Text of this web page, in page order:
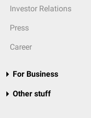
Investor Relations
Press
Career
For Business
Other stuff